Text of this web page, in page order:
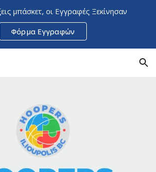
Skip to navigation
μπάσκετ, οι Εγγραφές Ξεκίνησαν
Φόρμα Εγγραφών